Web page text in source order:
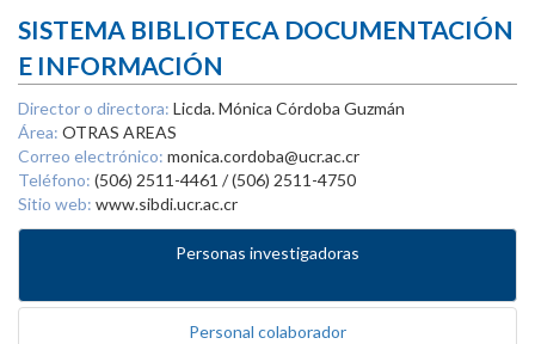
SISTEMA BIBLIOTECA DOCUMENTACIÓN
E INFORMACIÓN
Director o directora: Licda. Mónica Córdoba Guzmán
Área: OTRAS AREAS
Correo electrónico: monica.cordoba@ucr.ac.cr
Teléfono: (506) 2511-4461 / (506) 2511-4750
Sitio web: www.sibdi.ucr.ac.cr
Personas investigadoras
Personal colaborador